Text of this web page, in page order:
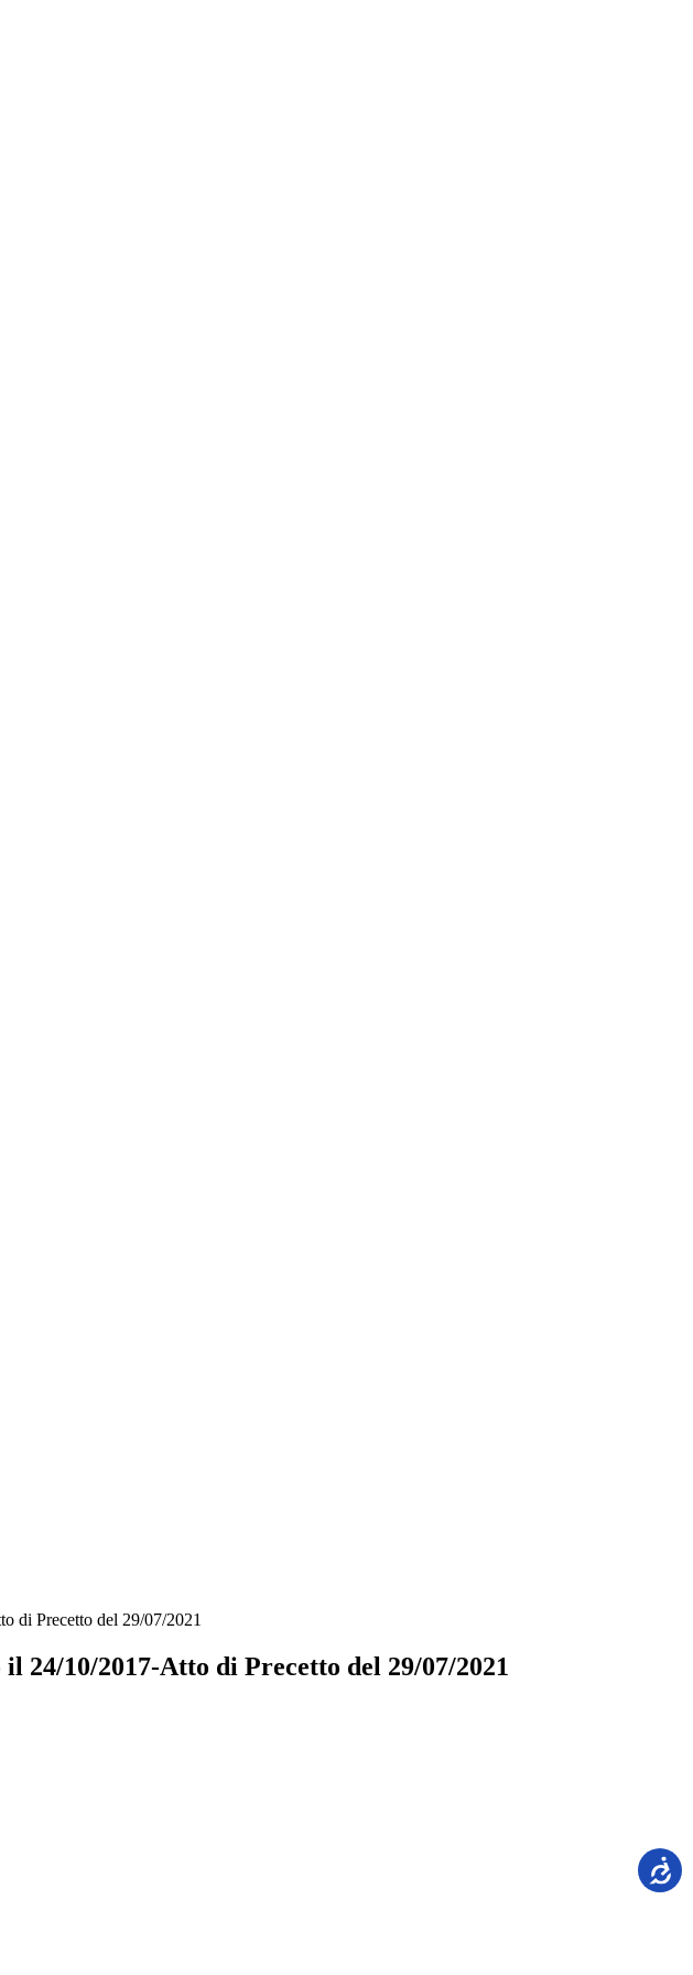
di Precetto del 29/07/2021
24/10/2017-Atto di Precetto del 29/07/2021